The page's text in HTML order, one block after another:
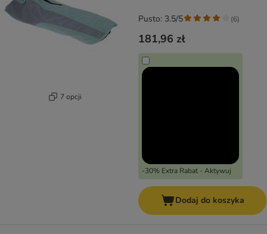
7 opcji
181,96 zł
-30% Extra Rabat - Aktywuj
Pusto: 3.5/5 (6)
Dodaj do koszyka